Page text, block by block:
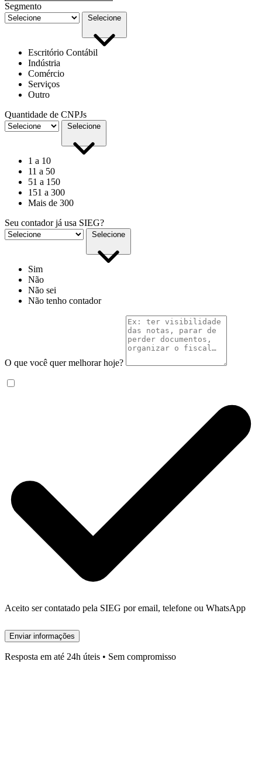
Segmento
Selecione
Escritório Contábil
Indústria
Comércio
Serviços
Outro
Quantidade de CNPJs
Selecione
1 a 10
11 a 50
51 a 150
151 a 300
Mais de 300
Seu contador já usa SIEG?
Selecione
Sim
Não
Não sei
Não tenho contador
O que você quer melhorar hoje?
Aceito ser contatado pela SIEG por email, telefone ou WhatsApp
Enviar informações
Resposta em até 24h úteis • Sem compromisso